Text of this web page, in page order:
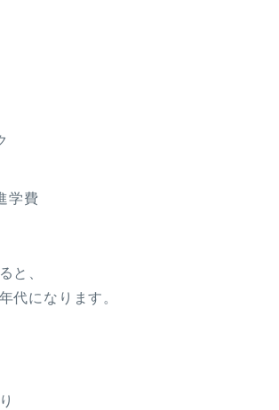
学費
と、
代になります。